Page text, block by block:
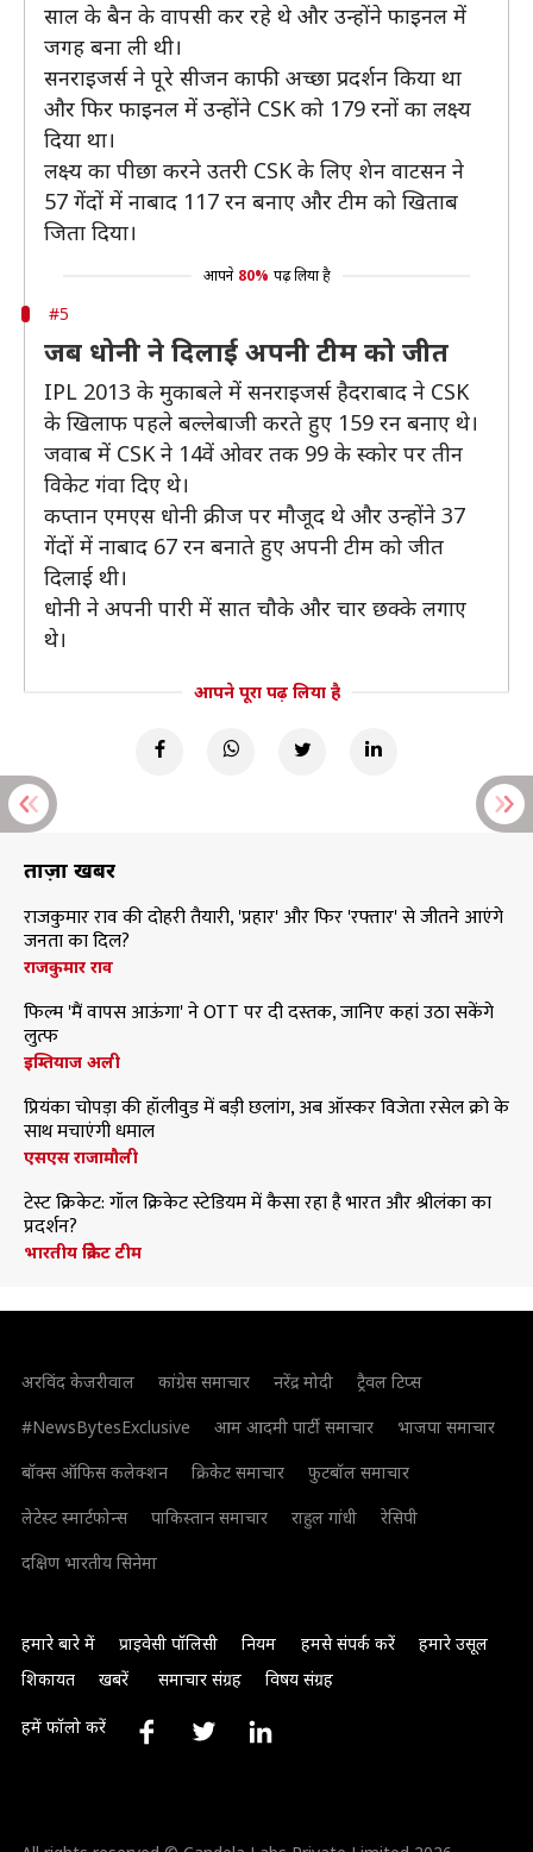
साल के बैन के वापसी कर रहे थे और उन्होंने फाइनल में
जगह बना ली थी।
सनराइजर्स ने पूरे सीजन काफी अच्छा प्रदर्शन किया था
और फिर फाइनल में उन्होंने CSK को 179 रनों का लक्ष्य
दिया था।
लक्ष्य का पीछा करने उतरी CSK के लिए शेन वाटसन ने
57 गेंदों में नाबाद 117 रन बनाए और टीम को खिताब
जिता दिया।
आपने 80% पढ़ लिया है
#5
जब धोनी ने दिलाई अपनी टीम को जीत
IPL 2013 के मुकाबले में सनराइजर्स हैदराबाद ने CSK
के खिलाफ पहले बल्लेबाजी करते हुए 159 रन बनाए थे।
जवाब में CSK ने 14वें ओवर तक 99 के स्कोर पर तीन
विकेट गंवा दिए थे।
कप्तान एमएस धोनी क्रीज पर मौजूद थे और उन्होंने 37
गेंदों में नाबाद 67 रन बनाते हुए अपनी टीम को जीत
दिलाई थी।
धोनी ने अपनी पारी में सात चौके और चार छक्के लगाए
थे।
आपने पूरा पढ़ लिया है
ताज़ा खबरें
राजकुमार राव की दोहरी तैयारी, 'प्रहार' और फिर 'रफ्तार' से जीतने आएंगे
जनता का दिल?
राजकुमार राव
फिल्म 'मैं वापस आऊंगा' ने OTT पर दी दस्तक, जानिए कहां उठा सकेंगे
लुत्फ
इम्तियाज अली
प्रियंका चोपड़ा की हॉलीवुड में बड़ी छलांग, अब ऑस्कर विजेता रसेल क्रो के
साथ मचाएंगी धमाल
एसएस राजामौली
टेस्ट क्रिकेट: गॉल क्रिकेट स्टेडियम में कैसा रहा है भारत और श्रीलंका का
प्रदर्शन?
भारतीय क्रिकेट टीम
अरविंद केजरीवाल कांग्रेस समाचार नरेंद्र मोदी
ट्रैवल टिप्स
#NewsBytesExclusive
आम आदमी पार्टी समाचार
भाजपा समाचार
बॉक्स ऑफिस कलेक्शन
क्रिकेट समाचार
फुटबॉल समाचार
लेटेस्ट स्मार्टफोन्स
पाकिस्तान समाचार राहुल गांधी
रेसिपी
दक्षिण भारतीय सिनेमा
हमारे बारे में प्राइवेसी पॉलिसी नियम हमसे संपर्क करें
हमारे उसूल
शिकायत
खबरें समाचार संग्रह विषय संग्रह
हमें फॉलो करें